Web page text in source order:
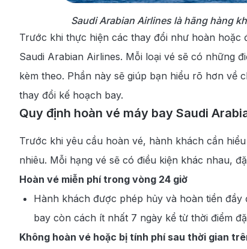
Saudi Arabian Airlines là hãng hàng
Trước khi thực hiện các thay đổi như hoàn
Saudi Arabian Airlines. Mỗi loại vé sẽ có những
kèm theo. Phần này sẽ giúp bạn hiểu rõ hơn về
thay đổi kế hoạch bay.
Quy định hoàn vé máy bay Saudi
Trước khi yêu cầu hoàn vé, hành khách cần
nhiêu. Mỗi hạng vé sẽ có điều kiện khác nhau,
Hoàn vé miễn phí trong vòng 24 giờ
Hành khách được phép hủy và hoàn tiền
bay còn cách ít nhất 7 ngày kể từ thời điểm
Không hoàn vé hoặc bị tính phí sau thời gian